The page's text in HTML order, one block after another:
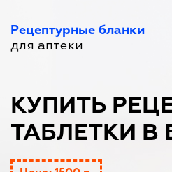
Рецептурные бланки
для аптеки
КУПИТЬ
ТАБЛЕТКИ В